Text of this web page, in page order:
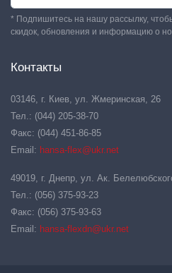
* Подпишитесь на нашу рассылку,
скидок, обновления и информацию о
Контакты
03146, г. Киев, ул. Жмеринская, 26
Тел.: (044) 205-38-70
Факс: (044) 451-86-85
Email: hansa-flex@ukr.net
49019, г. Днепр, ул. Ак.
Тел.: (056) 375-93-23
Факс: (056) 375-93-63
Email: hansa-flexdn@ukr.net